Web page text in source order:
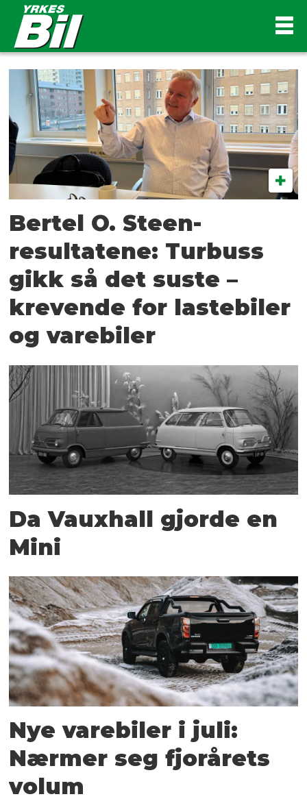
Tag:
opel
Bertel O. Steen-
resultatene: Turbuss
gikk så det suste –
krevende for lastebiler
og varebiler
Da Vauxhall gjorde en
Mini
Nye varebiler i juli:
Nærmer seg fjorårets
volum